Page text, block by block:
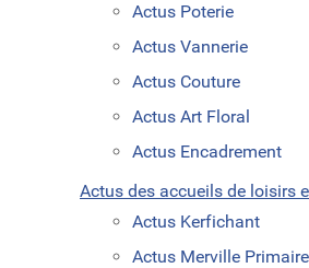
Actus Poterie
Actus Vannerie
Actus Couture
Actus Art Floral
Actus Encadrement
Actus des accueils de loisirs
Actus Kerfichant
Actus Merville Primaire